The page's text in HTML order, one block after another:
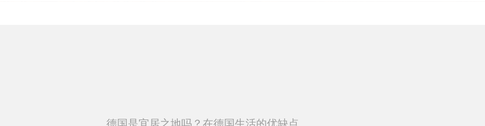
德国是宜居之地吗？在德国生活的优缺点